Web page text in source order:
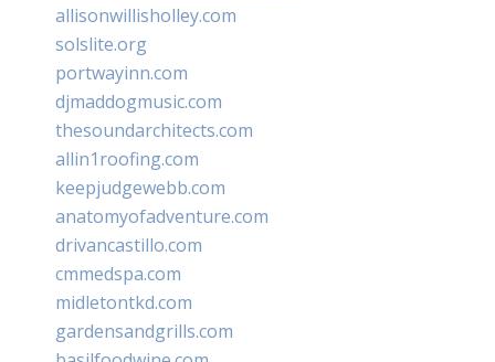
allisonwillisholley.com
solslite.org
portwayinn.com
djmaddogmusic.com
thesoundarchitects.com
allin1roofing.com
keepjudgewebb.com
anatomyofadventure.com
drivancastillo.com
cmmedspa.com
midletontkd.com
gardensandgrills.com